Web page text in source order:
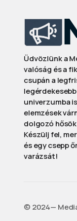
Üdvözlünk a
valóság és a
csupán a
univerzumba
elemzések
dolgozó
Készülj fel,
és egy csepp
varázsát!
©️ 2024—